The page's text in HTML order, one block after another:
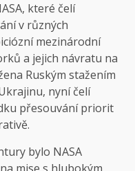
které čelí
v různých
mezinárodní
a jejich návratu na
Ruským stažením
nyní čelí
přesouvání priorit
bylo NASA